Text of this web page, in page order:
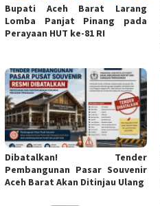
Bupati Aceh Barat Larang
Lomba Panjat Pinang pada
Perayaan HUT ke-81 RI
Dibatalkan! Tender
Pembangunan Pasar Souvenir
Aceh Barat Akan Ditinjau Ulang